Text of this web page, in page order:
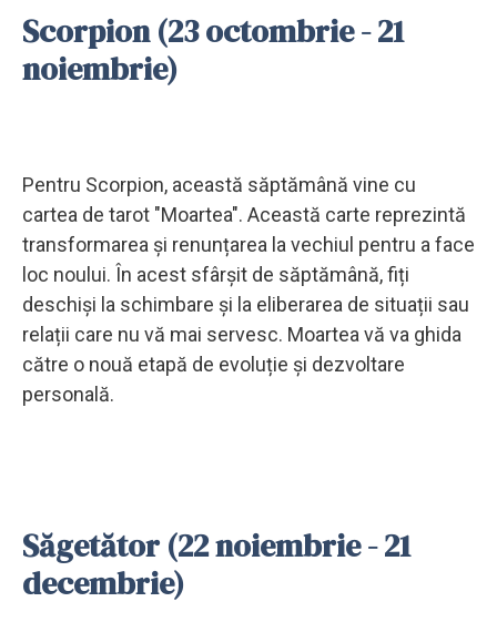
Scorpion (23 octombrie - 21
noiembrie)
Pentru Scorpion, această săptămână vine cu
cartea de tarot "Moartea". Această carte reprezintă
transformarea și renunțarea la vechiul pentru a face
loc noului. În acest sfârșit de săptămână, fiți
deschiși la schimbare și la eliberarea de situații sau
relații care nu vă mai servesc. Moartea vă va ghida
către o nouă etapă de evoluție și dezvoltare
personală.
Săgetător (22 noiembrie - 21
decembrie)